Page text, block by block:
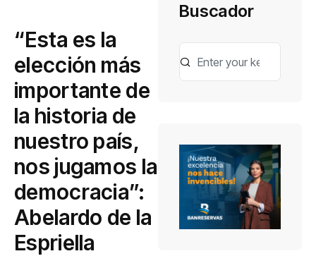
“Esta es la
elección más
importante de
la historia de
nuestro país,
nos jugamos la
democracia”:
Abelardo de la
Espriella
Buscador